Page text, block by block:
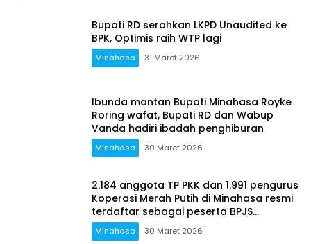
Bupati RD serahkan LKPD Unaudited ke
BPK, Optimis raih WTP lagi
Minahasa 31 Maret 2026
Ibunda mantan Bupati Minahasa Royke
Roring wafat, Bupati RD dan Wabup
Vanda hadiri ibadah penghiburan
Minahasa 30 Maret 2026
2.184 anggota TP PKK dan 1.991 pengurus
Koperasi Merah Putih di Minahasa resmi
terdaftar sebagai peserta BPJS
Ketenegakerjaan
Minahasa 30 Maret 2026